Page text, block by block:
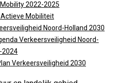
2022-2025
Mobiliteit
Noord-Holland 2030
Verkeersveiligheid Noord-
2024
Verkeersveiligheid 2030